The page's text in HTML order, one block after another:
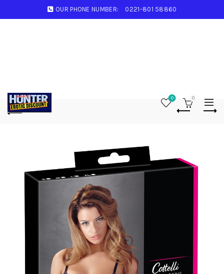
OUR PHONE NUMBER: 0221-801 58860
0 0